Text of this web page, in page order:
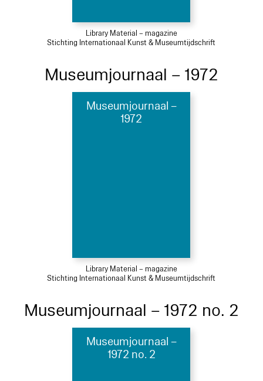
Library Material – magazine
Stichting Internationaal Kunst & Museumtijdschrift
Museumjournaal – 1972
Museumjournaal –
1972
Library Material – magazine
Stichting Internationaal Kunst & Museumtijdschrift
Museumjournaal – 1972 no. 2
Museumjournaal –
1972 no. 2